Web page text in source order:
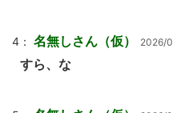
4： 名無しさん（仮） 2026/
すら、な